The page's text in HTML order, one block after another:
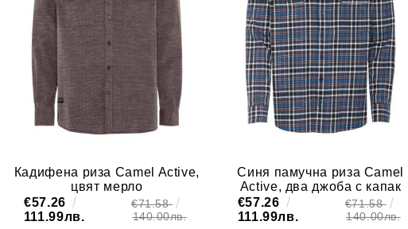
Кадифена риза Camel Active,
цвят мерло
€57.26
111.99лв.
€71.58
140.00лв.
Синя памучна риза Camel
Active, два джоба с капак
€57.26
111.99лв.
€71.58
140.00лв.